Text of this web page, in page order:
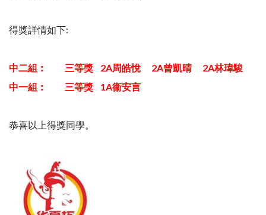
得獎詳情如下:
中二組︰ 三等獎 2A周皓悅 2A曾凱晴 2A林瑋駿
中一組︰ 三等獎 1A衞安言
恭喜以上得獎同學。